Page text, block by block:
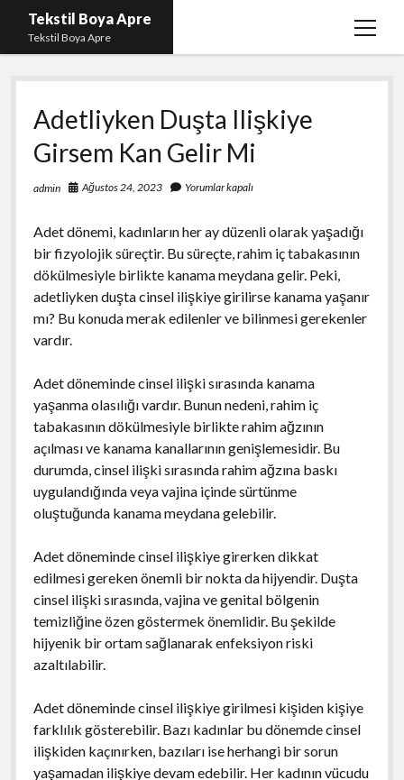
Tekstil Boya Apre
Tekstil Boya Apre
menüyü
Igtv Yorum Yükleme Hilesi Ücretsiz
Liste
Sayfa Listesi
Şifresiz Youtube Beğeni Yükseltme
Adetliyken Duşta Ilişkiye
Girsem Kan Gelir Mi
admin Ağustos 24, 2023 Yorumlar kapalı
Adet dönemi, kadınların her ay düzenli olarak yaşadığı
bir fizyolojik süreçtir. Bu süreçte, rahim iç tabakasının
dökülmesiyle birlikte kanama meydana gelir. Peki,
adetliyken duşta cinsel ilişkiye girilirse kanama yaşanır
mı? Bu konuda merak edilenler ve bilinmesi gerekenler
vardır.
Adet döneminde cinsel ilişki sırasında kanama
yaşanma olasılığı vardır. Bunun nedeni, rahim iç
tabakasının dökülmesiyle birlikte rahim ağzının
açılması ve kanama kanallarının genişlemesidir. Bu
durumda, cinsel ilişki sırasında rahim ağzına baskı
uygulandığında veya vajina içinde sürtünme
oluştuğunda kanama meydana gelebilir.
Adet döneminde cinsel ilişkiye girerken dikkat
edilmesi gereken önemli bir nokta da hijyendir. Duşta
cinsel ilişki sırasında, vajina ve genital bölgenin
temizliğine özen göstermek önemlidir. Bu şekilde
hijyenik bir ortam sağlanarak enfeksiyon riski
azaltılabilir.
Adet döneminde cinsel ilişkiye girilmesi kişiden kişiye
farklılık gösterebilir. Bazı kadınlar bu dönemde cinsel
ilişkiden kaçınırken, bazıları ise herhangi bir sorun
yaşamadan ilişkiye devam edebilir. Her kadının vücudu